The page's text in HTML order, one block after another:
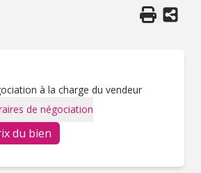
à la charge du vendeur
de négociation
du bien